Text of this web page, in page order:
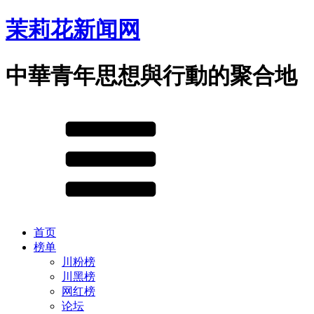
茉莉花新闻网
中華青年思想與行動的聚合地
首页
榜单
川粉榜
川黑榜
网红榜
论坛